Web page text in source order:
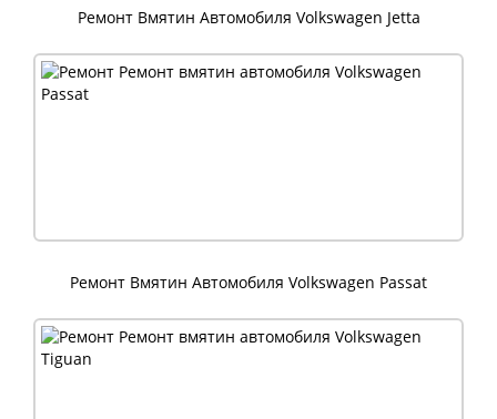
Ремонт Вмятин Автомобиля Volkswagen Jetta
Ремонт Вмятин Автомобиля Volkswagen Passat